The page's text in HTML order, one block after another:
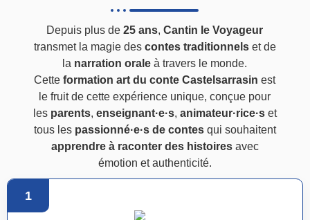
Depuis plus de25 ans,Cantin le Voyageur
transmet la magie des contes traditionnelset de
la narration orale à travers le monde.
Cetteformation art du conte Castelsarrasin est
le fruit de cette expérience unique, conçue pour
les parents, enseignant·e·s, animateur·rice·set
tous les passionné·e·s de contesqui souhaitent
apprendre à raconter des histoiresavec
émotion et authenticité.
1